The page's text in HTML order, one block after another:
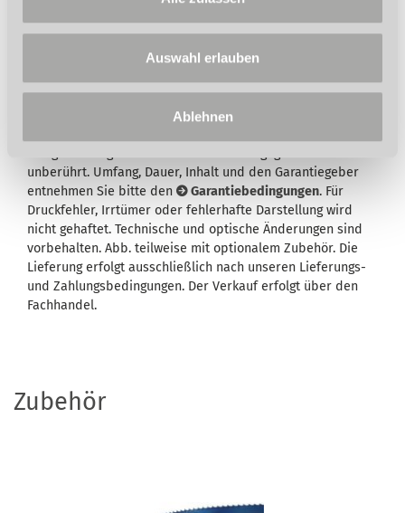
Auswahl erlauben
Ablehnen
Wird in der Artikelbeschreibung und/oder in der
Beschreibung des Lieferumfangs eine Garantie
Mangelhaftungsrechte Ihrem Verkäufer gegenüber hiervon
unberührt. Umfang, Dauer, Inhalt und den Garantiegeber
entnehmen Sie bitte den
Garantiebedingungen. Für
Druckfehler, Irrtümer oder fehlerhafte Darstellung wird
nicht gehaftet. Technische und optische Änderungen sind
vorbehalten. Abb. teilweise mit optionalem Zubehör. Die
Lieferung erfolgt ausschließlich nach unseren Lieferungs-
und Zahlungsbedingungen. Der Verkauf erfolgt über den
Fachhandel.
Zubehör